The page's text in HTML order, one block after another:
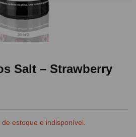
Salt – Strawberry
estoque e indisponível.